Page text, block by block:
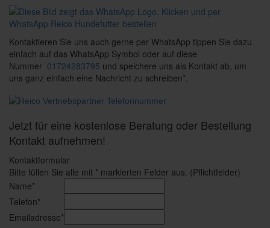
Kontaktieren Sie uns auch gerne per WhatsApp tippen Sie dazu
einfach auf das WhatsApp Symbol oder auf diese
Nummer 01724283795 und speichere uns als Kontakt ab, um
uns ganz einfach eine Nachricht zu schreiben*.
Jetzt für eine kostenlose Beratung oder Bestellung
Kontakt aufnehmen!
Kontaktformular
Bitte füllen Sie alle mit * markierten Felder aus. (Pflichtfelder)
Name*
Telefon*
Emailadresse*